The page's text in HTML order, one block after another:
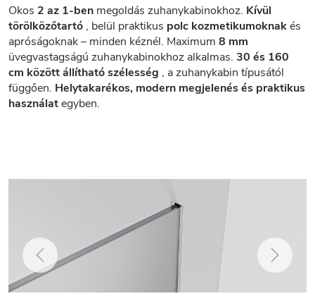
Okos 2 az 1-ben megoldás zuhanykabinokhoz. Kívül
törölközőtartó , belül praktikus polc kozmetikumoknakés
apróságoknak – minden kéznél. Maximum 8 mm
üvegvastagságú zuhanykabinokhoz alkalmas. 30 és 160
cm között állítható szélesség , a zuhanykabin típusától
függően. Helytakarékos, modern megjelenés és praktikus
használategyben.